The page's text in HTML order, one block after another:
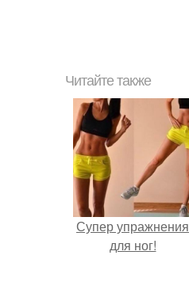
Читайте также
Супер упражнения
для ног!